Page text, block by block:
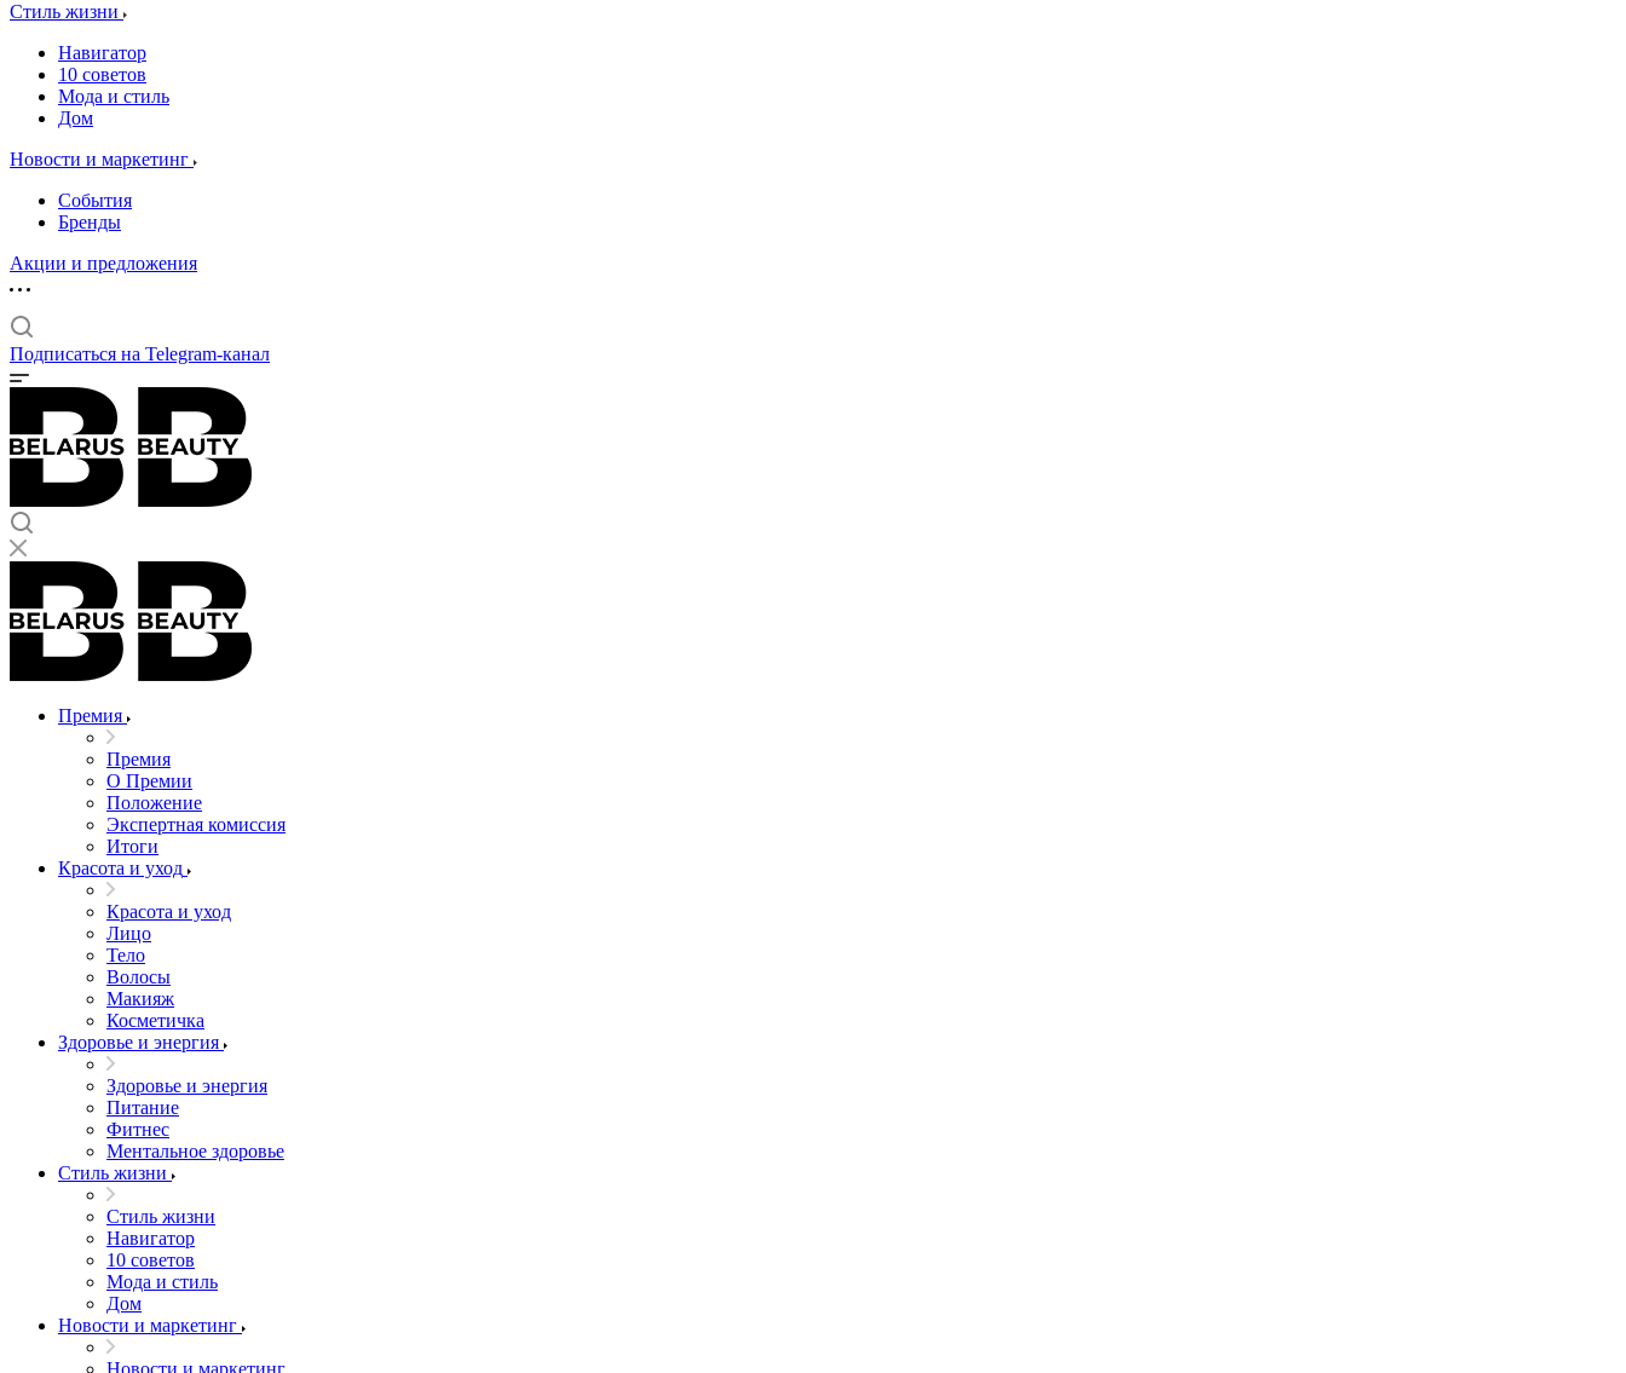
Стиль жизни
Навигатор
10 советов
Мода и стиль
Дом
Новости и маркетинг
События
Бренды
Акции и предложения
Подписаться на Telegram-канал
Премия
Премия
О Премии
Положение
Экспертная комиссия
Итоги
Красота и уход
Красота и уход
Лицо
Тело
Волосы
Макияж
Косметичка
Здоровье и энергия
Здоровье и энергия
Питание
Фитнес
Ментальное здоровье
Стиль жизни
Стиль жизни
Навигатор
10 советов
Мода и стиль
Дом
Новости и маркетинг
Новости и маркетинг